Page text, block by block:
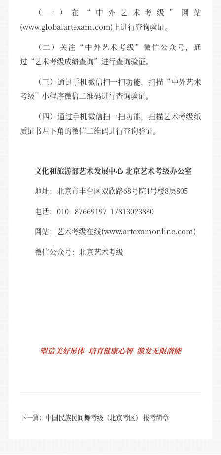
（一）在“中外艺术考级”网站
(www.globalartexam.com)上进行查询验证。
（二）关注“中外艺术考级”微信公众号，通
过“艺术考级成绩查询”进行查询验证。
（三）通过手机微信扫一扫功能，扫描“中外艺术
考级”小程序微信二维码进行查询验证。
（四）通过手机微信扫一扫功能，扫描艺术考级纸
质证书左下角的微信二维码进行查询验证。
文化和旅游部艺术发展中心 北京艺术考级办公室
地址：北京市丰台区双欣路68号院4号楼8层805
电话：010—87669197 17813023880
网站：艺术考级在线(www.artexamonline.com)
微信公众号：北京艺术考级
塑造美好形体 培育健康心智 激发无限潜能
下一篇：中国民族民间舞考级（北京考区） 报考简章